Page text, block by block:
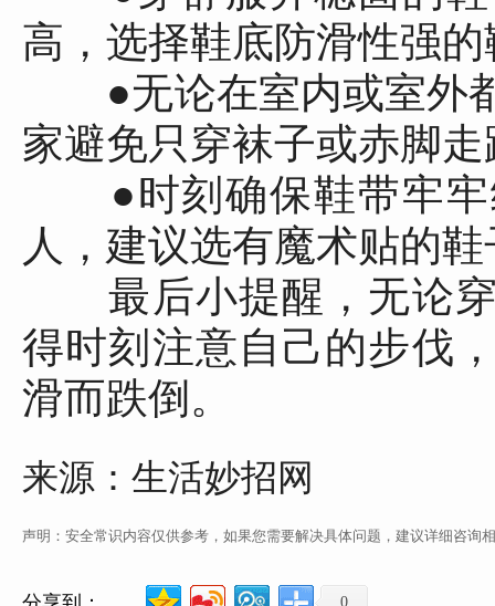
高，选择鞋底防滑性强
●无论在室内或室外都
家避免只穿袜子或赤脚
●时刻确保鞋带牢牢
人，建议选有魔术贴的
最后小提醒，无论穿
得时刻注意自己的步伐
滑而跌倒。
来源：生活妙招网
声明：安全常识内容仅供参考，如果您需要解决具体问题，建议详细咨询
0